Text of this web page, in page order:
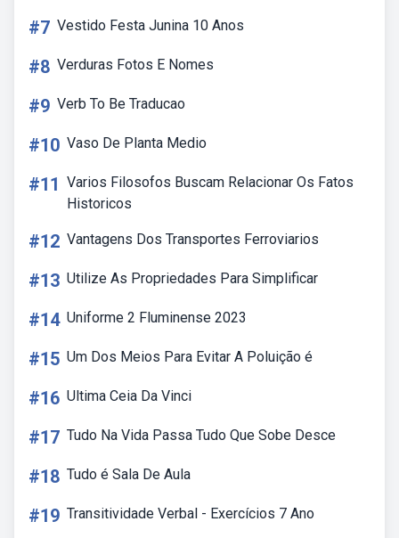
#7 Vestido Festa Junina 10 Anos
#8 Verduras Fotos E Nomes
#9 Verb To Be Traducao
#10 Vaso De Planta Medio
#11 Varios Filosofos Buscam Relacionar Os Fatos
Historicos
#12 Vantagens Dos Transportes Ferroviarios
#13 Utilize As Propriedades Para Simplificar
#14 Uniforme 2 Fluminense 2023
#15 Um Dos Meios Para Evitar A Poluição é
#16 Ultima Ceia Da Vinci
#17 Tudo Na Vida Passa Tudo Que Sobe Desce
#18 Tudo é Sala De Aula
#19 Transitividade Verbal - Exercícios 7 Ano